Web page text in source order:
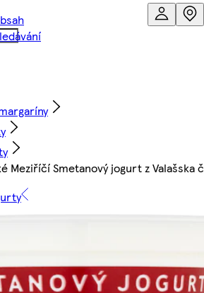
Meziříčí Smetanový jogurt z Valašska